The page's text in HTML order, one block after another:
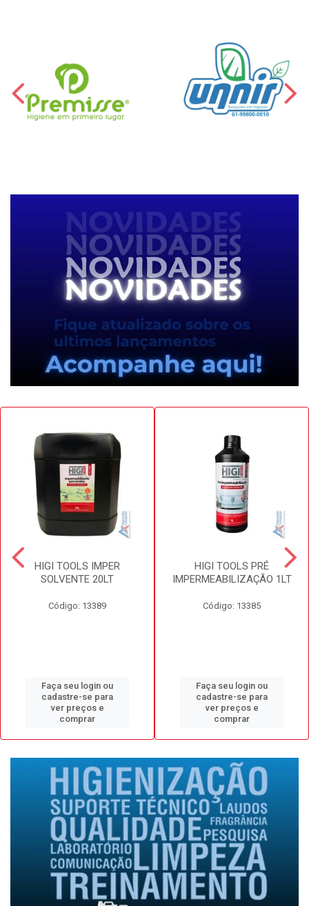
HIGI TOOLS IMPER
SOLVENTE 20LT
Código: 13389
Faça seu login ou
cadastre-se para
ver preços e
comprar
HIGI TOOLS PRÉ
IMPERMEABILIZAÇÃO 1LT
Código: 13385
Faça seu login ou
cadastre-se para
ver preços e
comprar